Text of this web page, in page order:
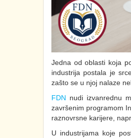
Jedna od oblasti koja
industrija postala je
zašto se u njoj nalaze
FDN nudi izvanrednu
završenim programom
raznovrsne karijere,
U industrijama koje